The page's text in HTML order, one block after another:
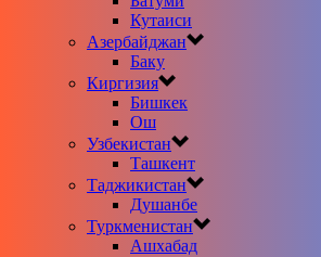
Кутаиси
Азербайджан
Баку
Киргизия
Бишкек
Ош
Узбекистан
Ташкент
Таджикистан
Душанбе
Туркменистан
Ашхабад